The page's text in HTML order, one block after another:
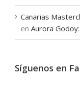
Canarias
en Aurora
Síguenos en